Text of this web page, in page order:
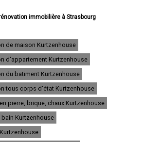
immobilière à Strasbourg
immobilière à Illkirch-Graffenstaden
rénovation immobilière à Sélestat
immobilière à Bischheim
immobilière à Lingolsheim
immobilière à Bischwiller
rénovation immobilière à Saverne
rénovation immobilière à Obernai
rénovation immobilière à Ostwald
immobilière à Hœnheim
rénovation immobilière à Erstein
immobilière à Brumath
de maison Kurtzenhouse
d'appartement Kurtzenhouse
du batiment Kurtzenhouse
tous corps d'état Kurtzenhouse
pierre, brique, chaux Kurtzenhouse
Kurtzenhouse